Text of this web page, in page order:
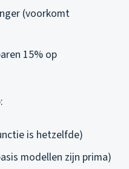
(voorkomt
15% op
is hetzelfde)
modellen zijn prima)